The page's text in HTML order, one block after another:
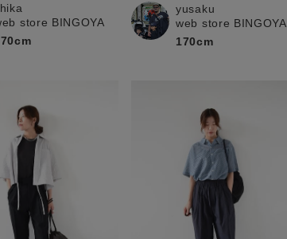
store BINGOYA
yusaku
web store BINGOYA
170cm